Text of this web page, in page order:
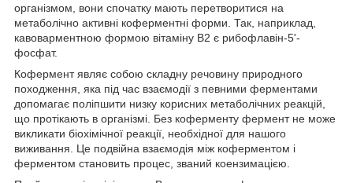
організмом, вони спочатку мають перетворитися на
метаболічно активні коферментні форми. Так, наприклад,
кавоварментною формою вітаміну B2 є рибофлавін-5'-
фосфат.
Кофермент являє собою складну речовину природного
походження, яка під час взаємодії з певними ферментами
допомагає поліпшити низку корисних метаболічних реакцій,
що протікають в організмі. Без коферменту фермент не може
викликати біохімічної реакції, необхідної для нашого
виживання. Це подвійна взаємодія між коферментом і
ферментом становить процес, званий коензимацією.